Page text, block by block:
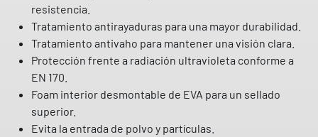
resistencia.
Tratamiento antirayaduras para una mayor durabilidad.
Tratamiento antivaho para mantener una visión clara.
Protección frente a radiación ultravioleta conforme a
EN 170.
Foam interior desmontable de EVA para un sellado
superior.
Evita la entrada de polvo y partículas.